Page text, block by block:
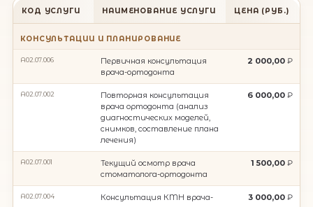
КОД УСЛУГИ НАИМЕНОВАНИЕ УСЛУГИ ЦЕНА (РУБ.)
КОНСУЛЬТАЦИИ И ПЛАНИРОВАНИЕ
A02.07.006
Первичная консультация
врача-ортодонта
2 000,00
A02.07.002
Повторная консультация
врача ортодонта (анализ
диагностических моделей,
снимков, составление плана
лечения)
6 000,00
A02.07.001
Текущий осмотр врача
стоматолога-ортодонта
1 500,00
A02.07.004
Консультация КMН врача-
3 000,00